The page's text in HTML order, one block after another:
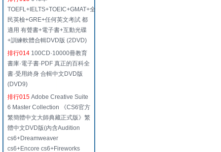
TOEFL+IELTS+TOEIC+GMAT+全
民英檢+GRE+任何英文考試 都
適用 有聲書+電子書+互動光碟
+訓練軟體合輯DVD版 (2DVD)
排行014 100CD·10000冊教育
書庫·電子書·PDF 真正的百科全
書·受用終身 合輯中文DVD版
(DVD9)
排行015 Adobe Creative Suite
6 Master Collection 《CS6官方
繁簡體中文大師典藏正式版》繁
體中文DVD版(內含Audition
cs6+Dreamweaver
cs6+Encore cs6+Fireworks